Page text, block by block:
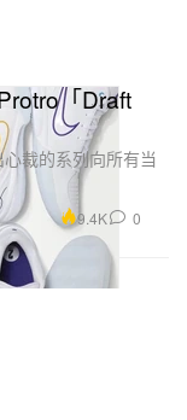
「Draft
裁的系列向所有当
9.4K 0